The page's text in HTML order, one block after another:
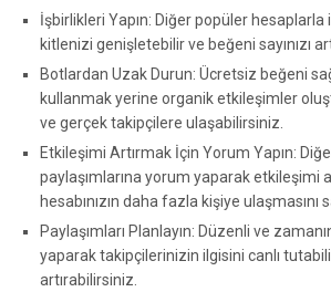
İşbirlikleri Yapın: Diğer popüler
kitlenizi genişletebilir ve beğeni sayınızı
Botlardan Uzak Durun: Ücretsiz beğeni
kullanmak yerine organik etkileşimler
ve gerçek takipçilere ulaşabilirsiniz.
Etkileşimi Artırmak İçin Yorum Yapın:
paylaşımlarına yorum yaparak etkileşimi
hesabınızın daha fazla kişiye ulaşmasını
Paylaşımları Planlayın: Düzenli ve
yaparak takipçilerinizin ilgisini canlı
artırabilirsiniz.